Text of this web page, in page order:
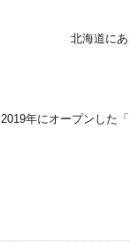
北海道に
2019年にオープンした